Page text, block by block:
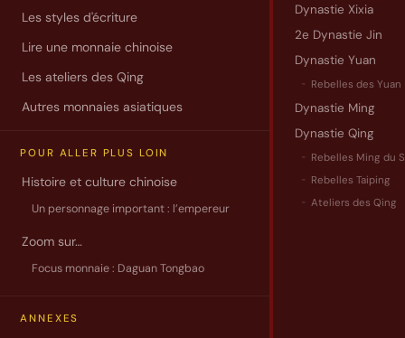
Les styles d'écriture
Lire une monnaie chinoise
Les ateliers des Qing
Autres monnaies asiatiques
POUR ALLER PLUS LOIN
Histoire et culture chinoise
Un personnage important : l’empereur
Zoom sur…
Focus monnaie : Daguan Tongbao
ANNEXES
en
est
une
entre
toutes
Dynastie Xixia
2e Dynastie Jin
Dynastie Yuan
Rebelles des Yuan
Dynastie Ming
Dynastie Qing
Rebelles Ming du
Rebelles Taiping
Ateliers des Qing